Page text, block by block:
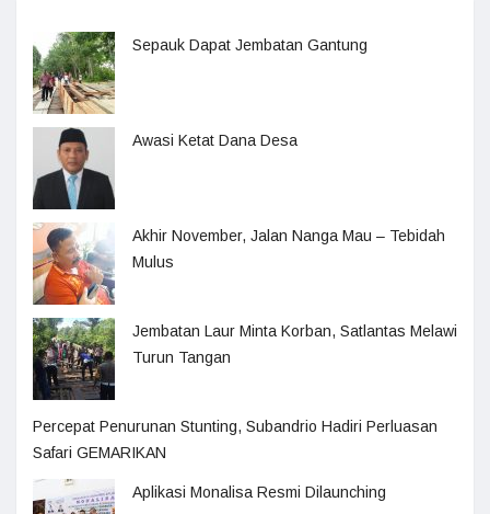
Sepauk Dapat Jembatan Gantung
Awasi Ketat Dana Desa
Akhir November, Jalan Nanga Mau – Tebidah
Mulus
Jembatan Laur Minta Korban, Satlantas Melawi
Turun Tangan
Percepat Penurunan Stunting, Subandrio Hadiri Perluasan
Safari GEMARIKAN
Aplikasi Monalisa Resmi Dilaunching